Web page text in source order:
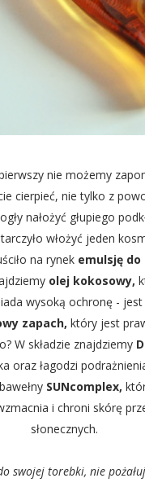
nie możemy
cierpieć, nie tylko z
nałożyć głupiego
włożyć jeden
na rynekemulsję do
olej kokosowy,
wysoką ochronę -
zapach, który jest
W składzie znajdziemy
oraz łagodzi
SUNcomplex,
i chroni skórę
słonecznych.
swojej torebki, nie